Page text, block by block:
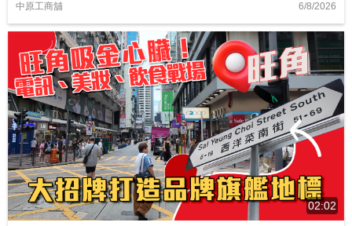
中原工商舖 6/8/2026
02:02